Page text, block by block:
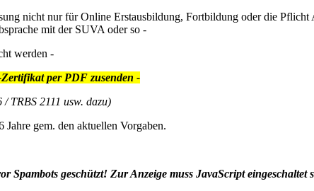
nicht nur für Online Erstausbildung, Fortbildung oder die
mit der SUVA oder so -
werden -
per PDF zusenden -
TRBS 2111 usw. dazu)
gem. den aktuellen Vorgaben.
Spambots geschützt! Zur Anzeige muss JavaScript eingeschaltet